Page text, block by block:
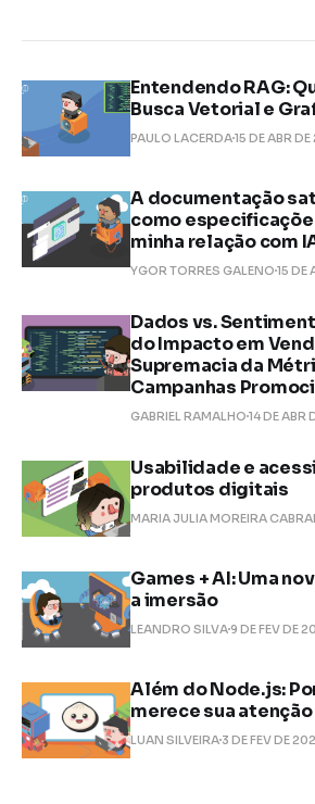
Entendendo RAG:
Busca Vetorial e
PAULO LACERDA15 DE ABR
A documentação
como
minha relação com
YGOR TORRES GALENO 15 DE
Dados vs.
do Impacto em
Supremacia da
Campanhas
GABRIEL RAMALHO 14 DE ABR
Usabilidade e
produtos digitais
MARIA JULIA MOREIRA CABRAL
Games + AI: Uma
a imersão
LEANDRO SILVA 9 DE FEV DE
Além do Node.js:
merece sua
LUAN SILVEIRA 3 DE FEV DE